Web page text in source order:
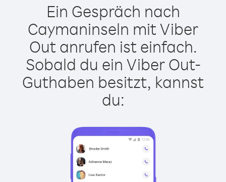
Ein Gespräch nach
Caymaninseln mit Viber
Out anrufen ist einfach.
Sobald du ein Viber Out-
Guthaben besitzt, kannst
du: